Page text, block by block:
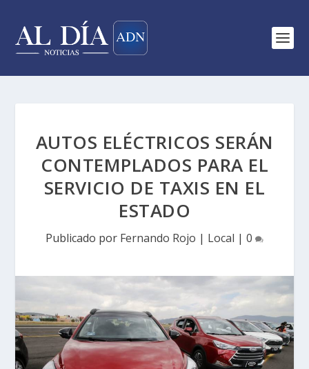
AUTOS ELÉCTRICOS SERÁN
CONTEMPLADOS PARA EL
SERVICIO DE TAXIS EN EL
ESTADO
Publicado por Fernando Rojo | Local | 0